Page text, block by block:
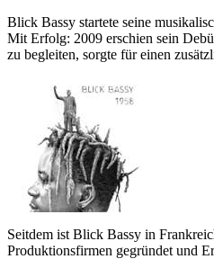
Blick Bassy startete seine
Mit Erfolg: 2009 erschien sein
zu begleiten, sorgte für einen
Seitdem ist Blick Bassy in
Produktionsfirmen gegründet und